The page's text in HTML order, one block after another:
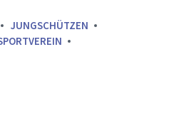
JUNGSCHÜTZEN